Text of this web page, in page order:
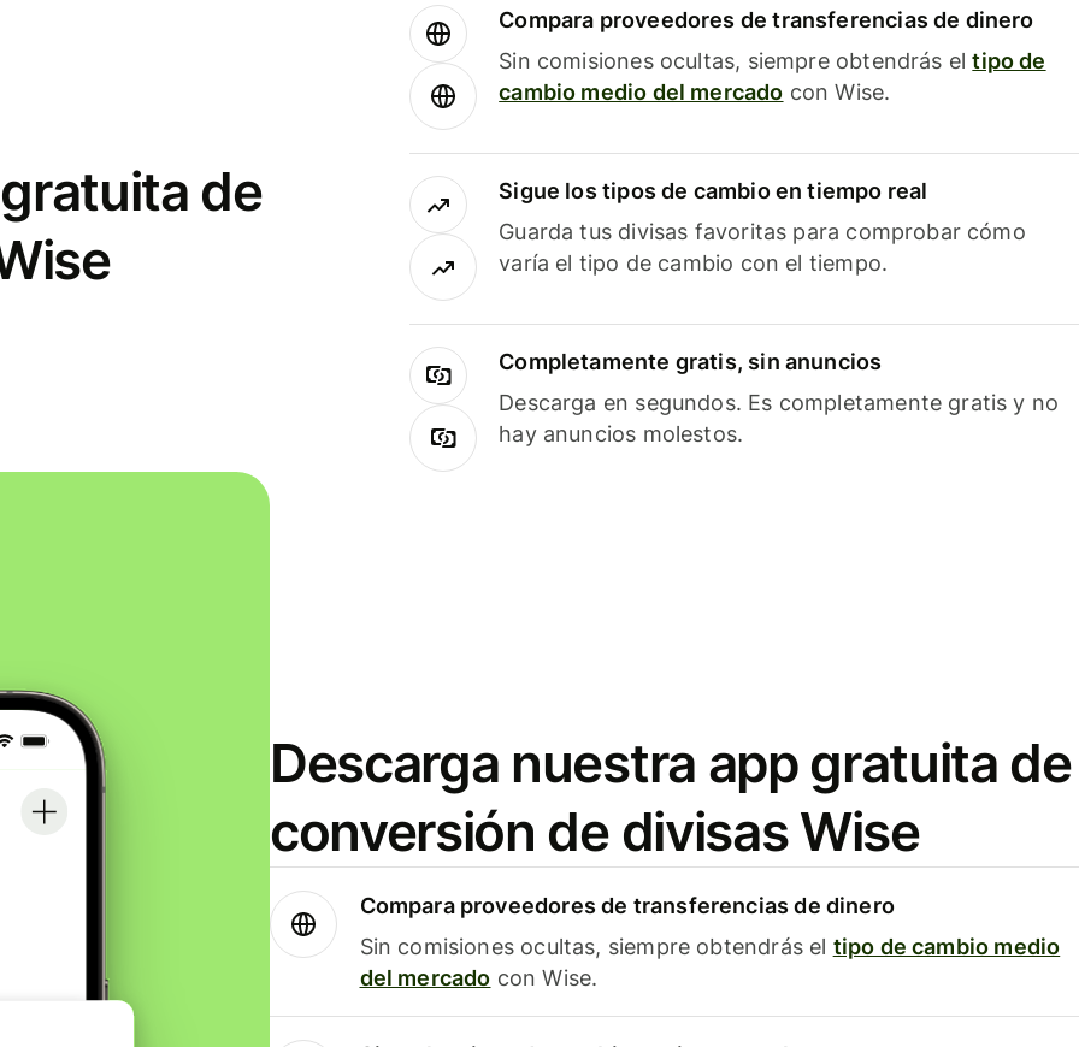
de
Compara proveedores de transferencias de dinero
Sin comisiones ocultas, siempre obtendrás eltipo de
cambio medio del mercado con Wise.
Sigue los tipos de cambio en tiempo real
Guarda tus divisas favoritas para comprobar cómo
varía el tipo de cambio con el tiempo.
Completamente gratis, sin anuncios
Descarga en segundos. Es completamente gratis y no
hay anuncios molestos.
Descarga nuestra app gratuita de
conversión de divisas Wise
Compara proveedores de transferencias de dinero
Sin comisiones ocultas, siempre obtendrás el tipo de cambio medio
del mercado con Wise.